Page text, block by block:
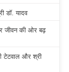
डॉ. यादव
जीवन की ओर बढ़
टेटवाल और श्री